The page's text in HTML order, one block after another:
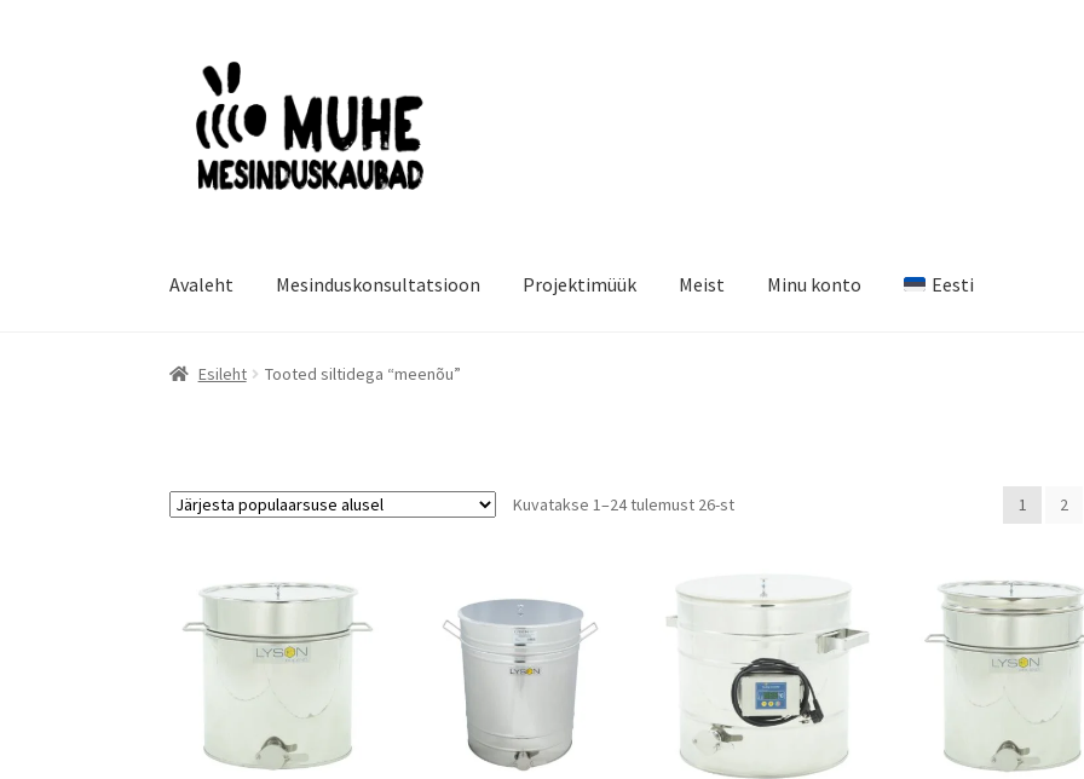
Liigu
navigeerimisele
Liigu
juurde
Avaleht Mesinduskonsultatsioon Projektimüük Meist Minu konto Eesti
Esileht Tooted siltidega “meenõu”
Kuvatakse 1–24 tulemust 26-stSorteeritud
1 2